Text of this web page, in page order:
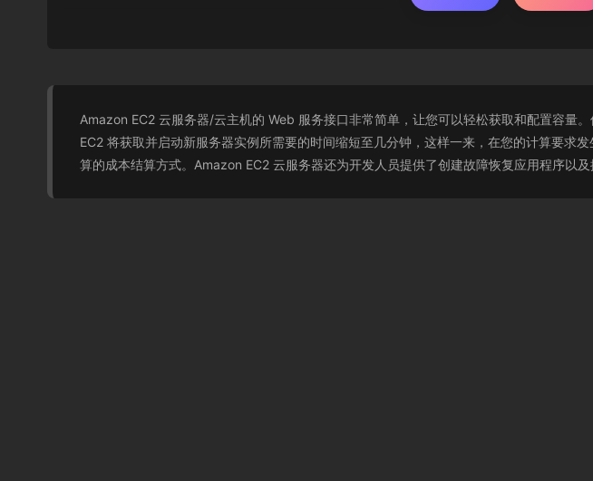
Amazon EC2 云服务器/云主机的 Web 服务接口非常简单，让您可以轻松获取和配置容
EC2 将获取并启动新服务器实例所需要的时间缩短至几分钟，这样一来，在您的计算要求
算的成本结算方式。Amazon EC2 云服务器还为开发人员提供了创建故障恢复应用程序以及